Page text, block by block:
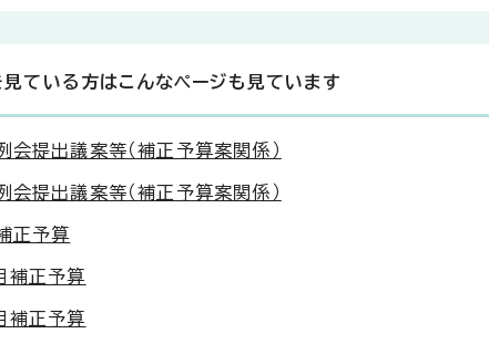
見ている方はこんなページも見ています
提出議案等（補正予算案関係）
提出議案等（補正予算案関係）
正予算
正予算
正予算